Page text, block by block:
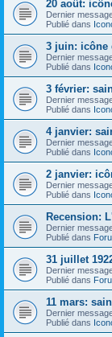
20 août:
Dernier
Publié dans
3 juin: icône
Dernier
Publié dans
3 février:
Dernier
Publié dans
4 janvier:
Dernier
Publié dans
2 janvier:
Dernier
Publié dans
Recension:
Dernier
Publié dans
31 juillet
Dernier
Publié dans
11 mars:
Dernier
Publié dans